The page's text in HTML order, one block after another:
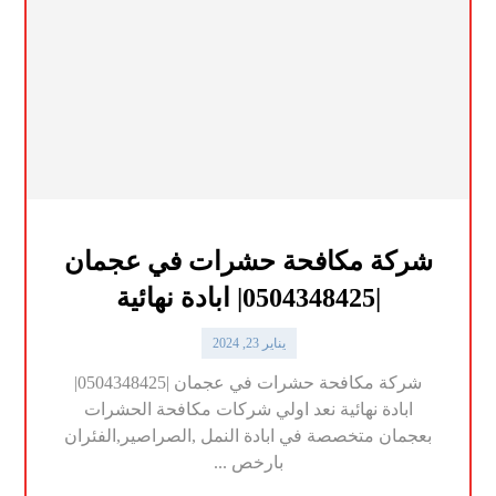
شركة مكافحة حشرات في عجمان
|0504348425| ابادة نهائية
يناير 23, 2024
شركة مكافحة حشرات في عجمان |0504348425|
ابادة نهائية نعد اولي شركات مكافحة الحشرات
بعجمان متخصصة في ابادة النمل ,الصراصير,الفئران
بارخص ...